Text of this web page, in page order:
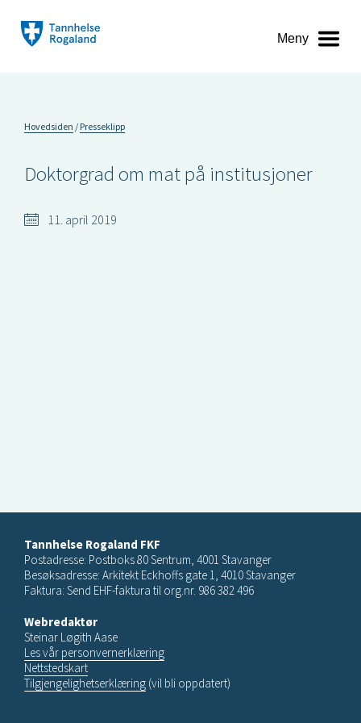
Meny
Hovedsiden Presseklipp
Doktorgrad om mat på institusjoner
11. april 2019
Tannhelse Rogaland FKF
Postadresse: Postboks 80 Sentrum, 4001 Stavanger
Besøksadresse: Arkitekt Eckhoffs gate 1, 4010 Stavanger
Faktura: Send EHF-faktura til org.nr. 986 382 496
Webredaktør
Steinar Løgith Aase
Les vår personvernerklæring
Nettstedskart
Tilgjengelighetserklæring (vil bli oppdatert)